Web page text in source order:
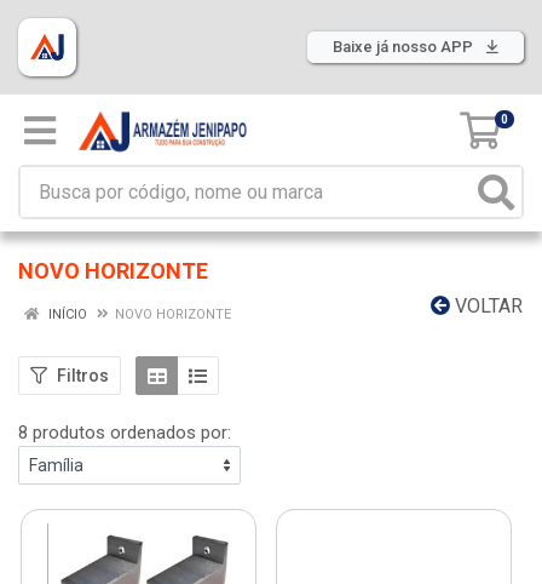
Baixe já nosso APP
0
NOVO HORIZONTE
VOLTAR
INÍCIO NOVO HORIZONTE
Filtros
8 produtos ordenados por: